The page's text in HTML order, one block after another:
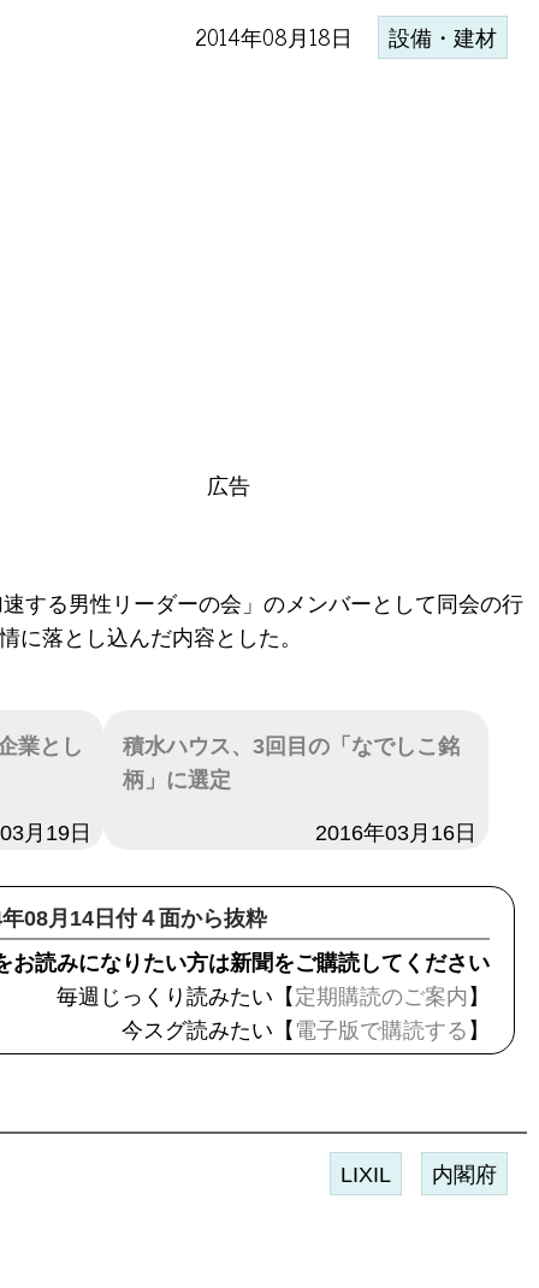
2014年08月18日 設備・建材
広告
する男性リーダーの会」のメンバーとして同会の行
に落とし込んだ内容とした。
業とし
月19日
積水ハウス、3回目の「なでしこ銘
柄」に選定
2016年03月16日
08月14日付４面から抜粋
お読みになりたい方は新聞をご購読してください
毎週じっくり読みたい【 定期購読のご案内 】
今スグ読みたい【 電子版で購読する 】
LIXIL 内閣府